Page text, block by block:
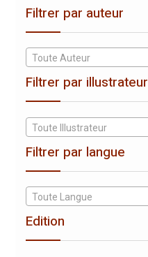
Filtrer par auteur
Toute Auteur
Filtrer par illustrateur
Toute Illustrateur
Filtrer par langue
Toute Langue
Edition